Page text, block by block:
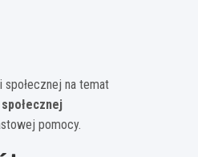
na temat
pomocy.